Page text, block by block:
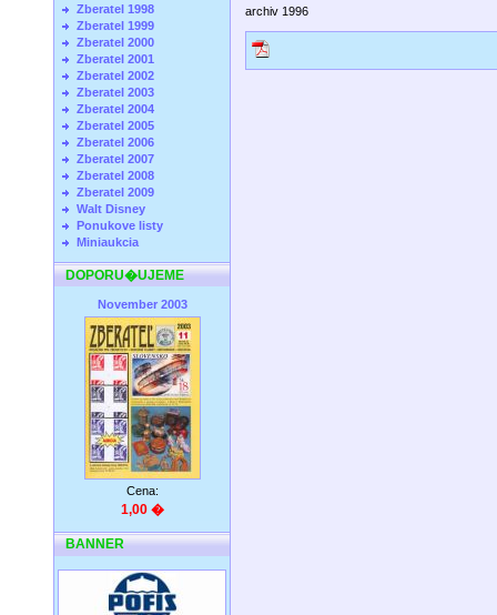
Zberatel 1998
Zberatel 1999
Zberatel 2000
Zberatel 2001
Zberatel 2002
Zberatel 2003
Zberatel 2004
Zberatel 2005
Zberatel 2006
Zberatel 2007
Zberatel 2008
Zberatel 2009
Walt Disney
Ponukove listy
Miniaukcia
DOPORU�UJEME
November 2003
Cena:
1,00 �
BANNER
archiv 1996